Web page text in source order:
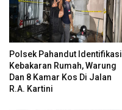
Polsek Pahandut Identifikasi
Kebakaran Rumah, Warung
Dan 8 Kamar Kos Di Jalan
R.A. Kartini